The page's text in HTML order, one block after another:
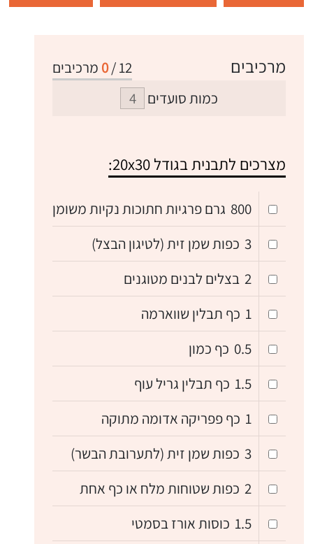
12
/
0 מרכיבים מרכיבים
כמות סועדים
מצרכים לתבנית בגודל 20x30:
800 גרם פרגיות חתוכות נקיות משומן
3 כפות שמן זית (לטיגון הבצל)
2 בצלים לבנים מטוגנים
1 כף תבלין שווארמה
0.5 כף כמון
1.5 כף תבלין גריל עוף
1 כף פפריקה אדומה מתוקה
3 כפות שמן זית (לתערובת הבשר)
2 כפות שטוחות מלח או כף אחת
1.5 כוסות אורז בסמטי